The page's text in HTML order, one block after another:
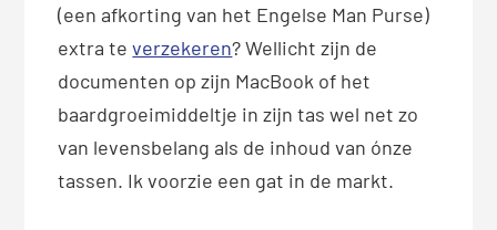
(een afkorting van het Engelse Man Purse)
extra teverzekeren? Wellicht zijn de
documenten op zijn MacBook of het
baardgroeimiddeltje in zijn tas wel net zo
van levensbelang als de inhoud van ónze
tassen. Ik voorzie een gat in de markt.